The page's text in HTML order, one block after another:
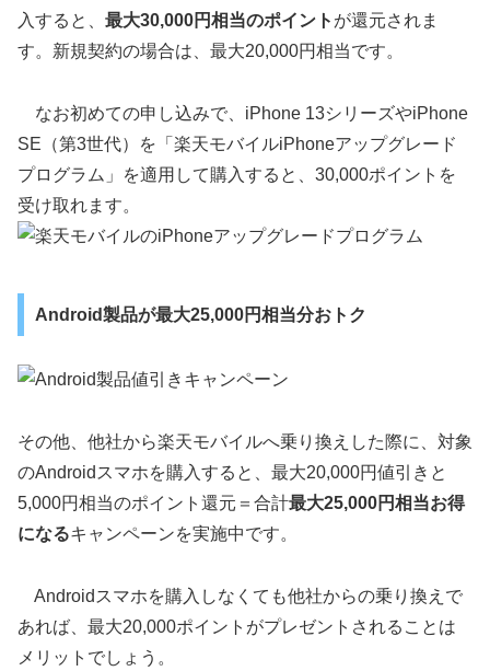
入すると、 最大30,000円相当のポイント が還元されま
す。新規契約の場合は、最大20,000円相当です。
なお初めての申し込みで、iPhone 13シリーズやiPhone
SE（第3世代）を「楽天モバイルiPhoneアップグレード
プログラム」を適用して購入すると、30,000ポイントを
受け取れます。
Android製品が最大25,000円相当分おトク
その他、他社から楽天モバイルへ乗り換えした際に、対象
のAndroidスマホを購入すると、最大20,000円値引きと
5,000円相当のポイント還元＝合計最大25,000円相当お得
になるキャンペーンを実施中です。
Androidスマホを購入しなくても他社からの乗り換えで
あれば、最大20,000ポイントがプレゼントされることは
メリットでしょう。